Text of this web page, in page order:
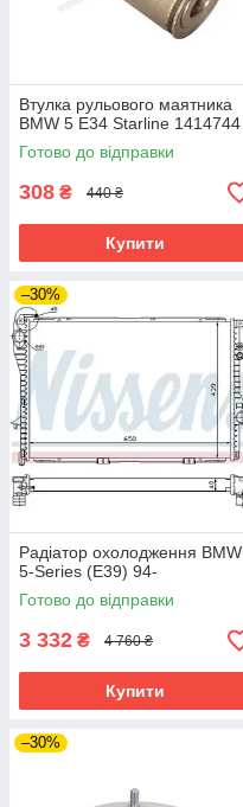
Втулка рульового маятника
BMW 5 E34 Starline 1414744
Готово до відправки
308 ₴ 440 ₴
Купити
–30%
Радіатор охолодження BMW
5-Series (E39) 94-
Готово до відправки
3 332 ₴ 4 760 ₴
Купити
–30%